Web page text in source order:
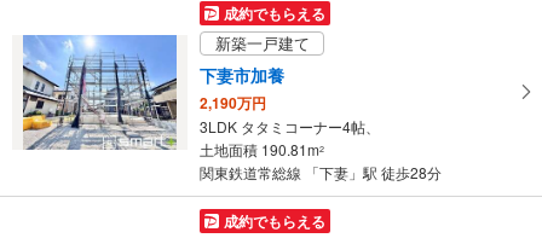
る
成約でもらえる
新築一戸建て
下妻市加養
2,190万円
3LDK タタミコーナー4帖、
土地面積 190.81m2
関東鉄道常総線 「下妻」駅 徒歩28分
成約でもらえる